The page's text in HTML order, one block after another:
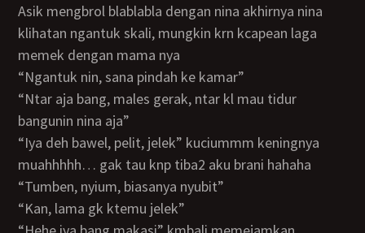
asik mengbrol blablabla dengan nina akhirnya nina
klihatan ngantuk skali, mungkin krn kcapean laga
memek dengan mama nya
“ngantuk nin, sana pindah ke kamar”
“ntar aja bang, males gerak, ntar kl mau tidur
bangunin nina aja”
“iya deh bawel, pelit, jelek” kuciummm keningnya
muahhhhh… gak tau knp tiba2 aku brani hahaha
“tumben, nyium, biasanya nyubit”
“kan, lama gk ktemu jelek”